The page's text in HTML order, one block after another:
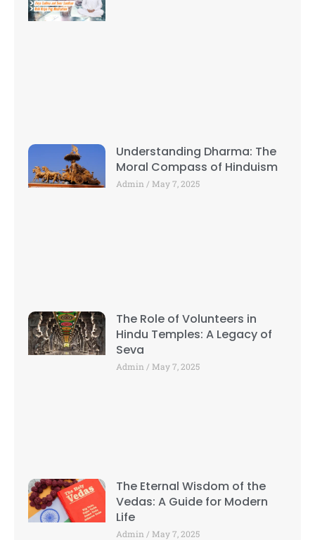
Understanding Dharma: The
Moral Compass of Hinduism
Admin May 7, 2025
The Role of Volunteers in
Hindu Temples: A Legacy of
Seva
Admin May 7, 2025
The Eternal Wisdom of the
Vedas: A Guide for Modern
Life
Admin May 7, 2025